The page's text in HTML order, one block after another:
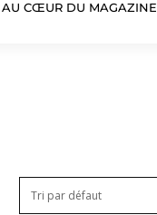
AU CŒUR DU MAGAZINE